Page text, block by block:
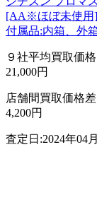
[AA※ほぼ未使用]
付属品:内箱、外
９社平均買取価格
21,000円
店舗間買取価格差
4,200円
査定日:2024年04